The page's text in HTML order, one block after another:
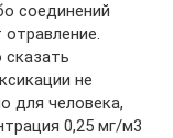
соединений
не
для человека,
0,25 мг/м3